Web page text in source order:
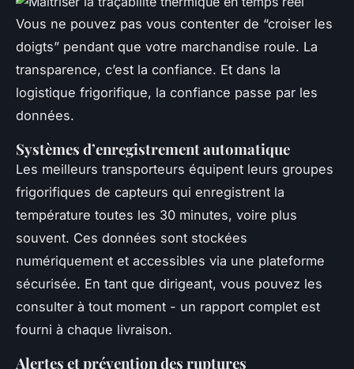
Vous ne pouvez pas vous contenter de “croiser les
doigts” pendant que votre marchandise roule. La
transparence, c’est la confiance. Et dans la
logistique frigorifique, la confiance passe par les
données.
Systèmes d’enregistrement automatique
Les meilleurs transporteurs équipent leurs groupes
frigorifiques de capteurs qui enregistrent la
température toutes les 30 minutes, voire plus
souvent. Ces données sont stockées
numériquement et accessibles via une plateforme
sécurisée. En tant que dirigeant, vous pouvez les
consulter à tout moment - un rapport complet est
fourni à chaque livraison.
Alertes et prévention des ruptures